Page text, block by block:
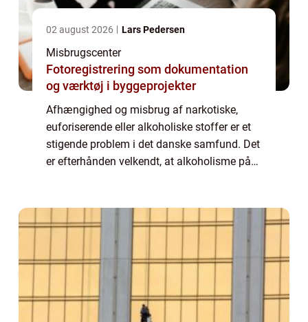
02 august 2026 Lars Pedersen
Misbrugscenter
Fotoregistrering som dokumentation
og værktøj i byggeprojekter
Afhængighed og misbrug af narkotiske,
euforiserende eller alkoholiske stoffer er et
stigende problem i det danske samfund. Det
er efterhånden velkendt, at alkoholisme på